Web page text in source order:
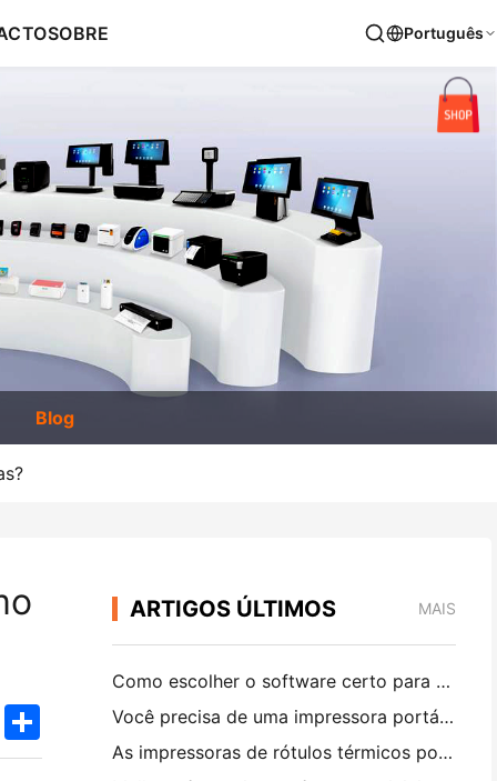
SOBRE Português
Blog
TwitterShare
ARTIGOS ÚLTIMOS MAIS
Como escolher o software certo para o seu restaurante pequeno ou médio
Você precisa de uma impressora portátil A4 para faturas de armazém? O que realmente funciona
As impressoras de rótulos térmicos podem fazer rótulos impermeáveis ​​para produtos de pequenas empresas?